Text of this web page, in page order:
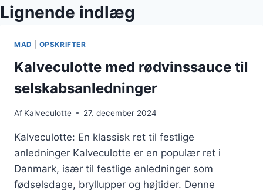
Lignende indlæg
MAD OPSKRIFTER
Kalveculotte med rødvinssauce til
selskabsanledninger
Af Kalveculotte 27. december 2024
Kalveculotte: En klassisk ret til festlige
anledninger Kalveculotte er en populær ret i
Danmark, især til festlige anledninger som
fødselsdage, bryllupper og højtider. Denne